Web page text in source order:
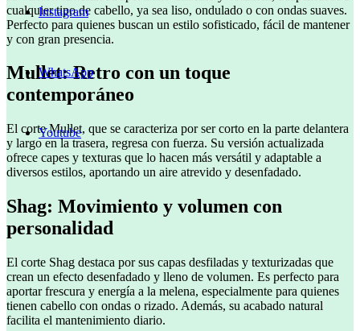
Instagram
WhatsApp
Youtube
cualquier tipo de cabello, ya sea liso, ondulado o con ondas suaves.
Perfecto para quienes buscan un estilo sofisticado, fácil de mantener
y con gran presencia.
Mullet: Retro con un toque
contemporáneo
El corte Mullet, que se caracteriza por ser corto en la parte delantera
y largo en la trasera, regresa con fuerza. Su versión actualizada
ofrece capes y texturas que lo hacen más versátil y adaptable a
diversos estilos, aportando un aire atrevido y desenfadado.
Shag: Movimiento y volumen con
personalidad
El corte Shag destaca por sus capas desfiladas y texturizadas que
crean un efecto desenfadado y lleno de volumen. Es perfecto para
aportar frescura y energía a la melena, especialmente para quienes
tienen cabello con ondas o rizado. Además, su acabado natural
facilita el mantenimiento diario.